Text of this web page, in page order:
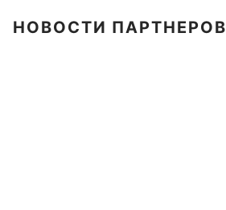
НОВОСТИ ПАРТНЕРОВ